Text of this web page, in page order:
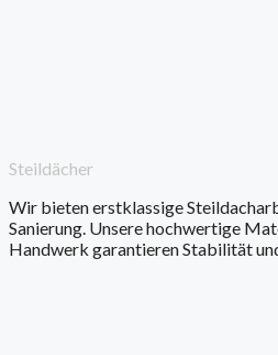
Steildächer
Wir bieten erstklassige
Sanierung. Unsere hochwertige
Handwerk garantieren Stabilität